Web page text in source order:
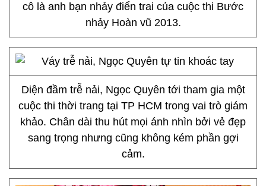
cô là anh bạn nhảy điển trai của cuộc thi Bước
nhảy Hoàn vũ 2013.
Diện đầm trễ nải, Ngọc Quyên tới tham gia một
cuộc thi thời trang tại TP HCM trong vai trò giám
khảo. Chân dài thu hút mọi ánh nhìn bởi vẻ đẹp
sang trọng nhưng cũng không kém phần gợi
cảm.